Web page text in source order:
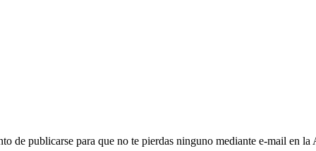
de publicarse para que no te pierdas ninguno mediante e-mail en